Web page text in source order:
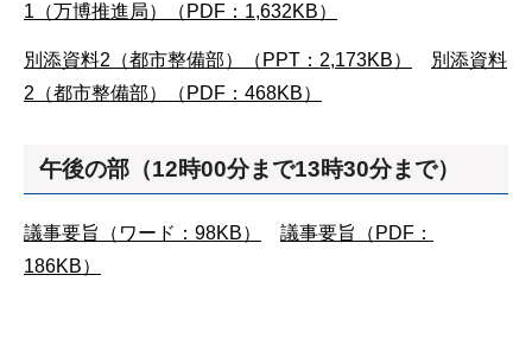
1（万博推進局）（PDF：1,632KB）
別添資料2（都市整備部）（PPT：2,173KB）
別添資料
2（都市整備部）（PDF：468KB）
午後の部（12時00分まで13時30分まで）
議事要旨（ワード：98KB）
議事要旨（PDF：
186KB）